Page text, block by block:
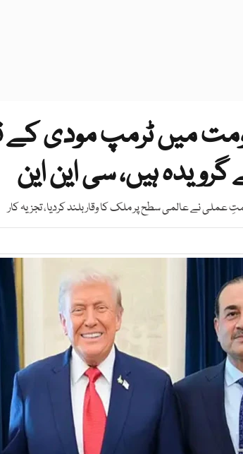
میں ٹرمپ مودی کے
ہیں، سی این این
نے عالمی سطح پر ملک کا وقار بلند کردیا، تجزیہ کار